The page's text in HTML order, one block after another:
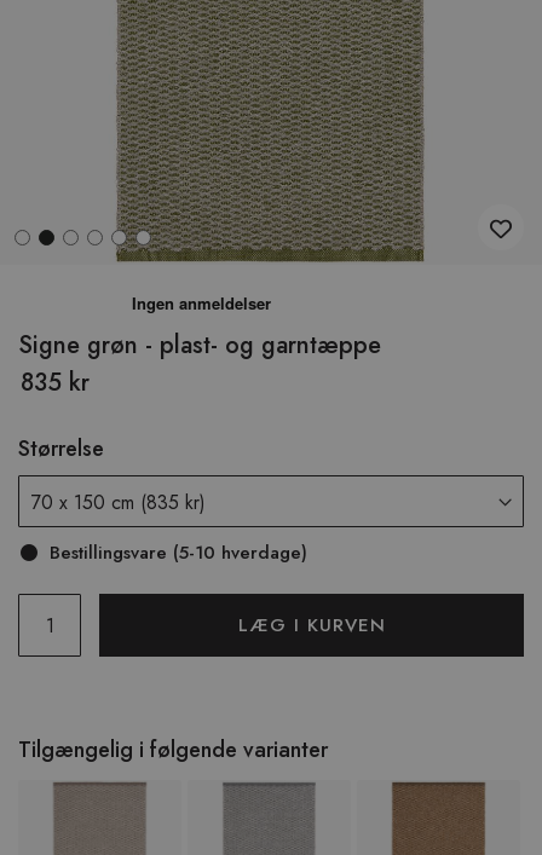
Signe grøn - plast- og garntæppe
835 kr
Størrelse
Bestillingsvare (5-10 hverdage)
LÆG I KURVEN
Tilgængelig i følgende varianter
begyndelsen
af
billedgalleriet